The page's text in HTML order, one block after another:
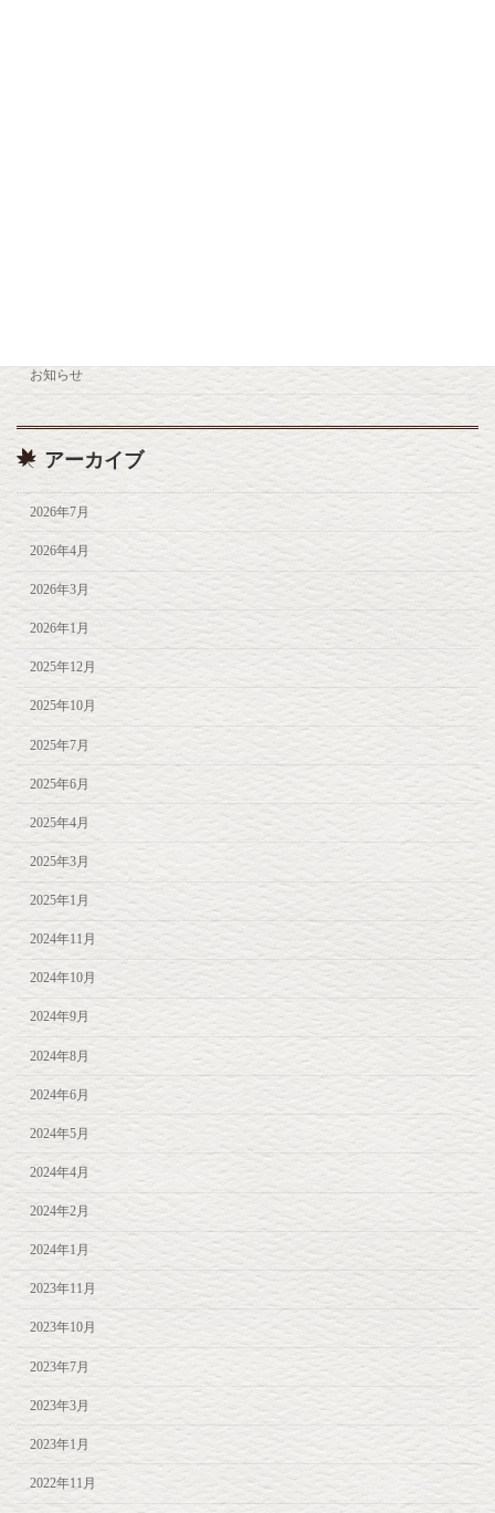
お知らせ
アーカイブ
2026年7月
2026年4月
2026年3月
2026年1月
2025年12月
2025年10月
2025年7月
2025年6月
2025年4月
2025年3月
2025年1月
2024年11月
2024年10月
2024年9月
2024年8月
2024年6月
2024年5月
2024年4月
2024年2月
2024年1月
2023年11月
2023年10月
2023年7月
2023年3月
2023年1月
2022年11月